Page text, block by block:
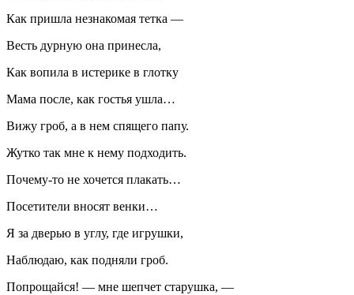
Как пришла незнакомая тетка —
Весть дурную она принесла,
Как вопила в истерике в глотку
Мама после, как гостья ушла…
Вижу гроб, а в нем спящего папу.
Жутко так мне к нему подходить.
Почему-то не хочется плакать…
Посетители вносят венки…
Я за дверью в углу, где игрушки,
Наблюдаю, как подняли гроб.
Попрощайся! — мне шепчет старушка, —